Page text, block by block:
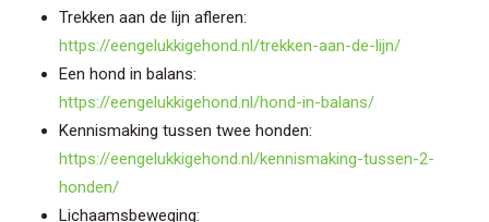
Trekken aan de lijn afleren:
https://eengelukkigehond.nl/trekken-aan-de-lijn/
Een hond in balans:
https://eengelukkigehond.nl/hond-in-balans/
Kennismaking tussen twee honden:
https://eengelukkigehond.nl/kennismaking-tussen-2-
honden/
Lichaamsbeweging: